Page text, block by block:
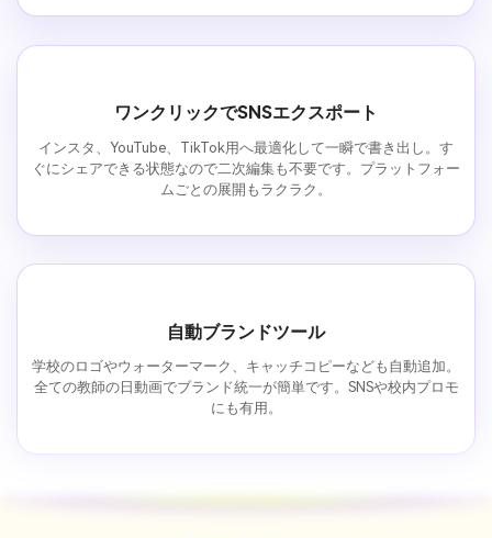
ワンクリックでSNSエクスポート
インスタ、YouTube、TikTok用へ最適化して一瞬で書き出し。す
ぐにシェアできる状態なので二次編集も不要です。プラットフォー
ムごとの展開もラクラク。
自動ブランドツール
学校のロゴやウォーターマーク、キャッチコピーなども自動追加。
全ての教師の日動画でブランド統一が簡単です。SNSや校内プロモ
にも有用。